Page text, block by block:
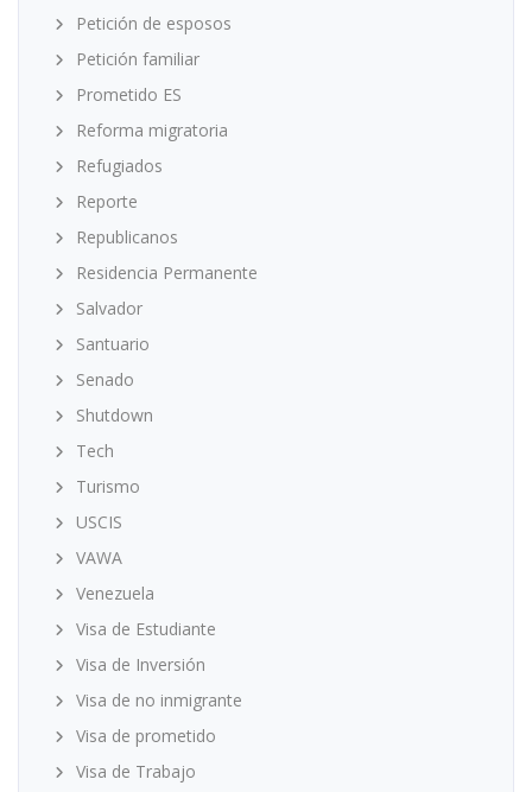
Petición de esposos
Petición familiar
Prometido ES
Reforma migratoria
Refugiados
Reporte
Republicanos
Residencia Permanente
Salvador
Santuario
Senado
Shutdown
Tech
Turismo
USCIS
VAWA
Venezuela
Visa de Estudiante
Visa de Inversión
Visa de no inmigrante
Visa de prometido
Visa de Trabajo